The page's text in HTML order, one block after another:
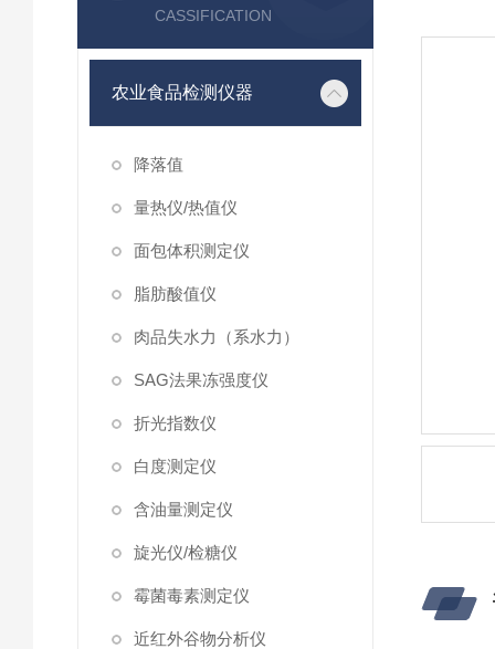
CASSIFICATION
农业食品检测仪器
降落值
量热仪/热值仪
面包体积测定仪
脂肪酸值仪
肉品失水力（系水力）
SAG法果冻强度仪
折光指数仪
白度测定仪
含油量测定仪
旋光仪/检糖仪
霉菌毒素测定仪
近红外谷物分析仪